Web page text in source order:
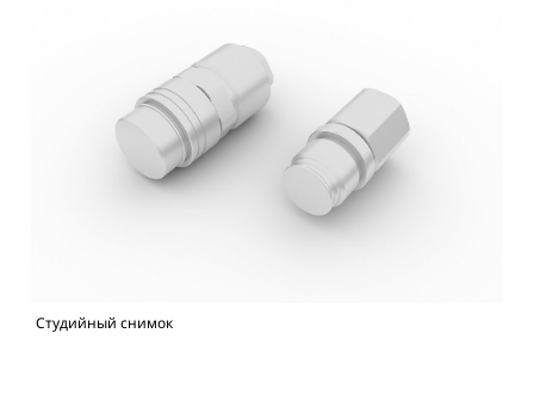
Студийный снимок